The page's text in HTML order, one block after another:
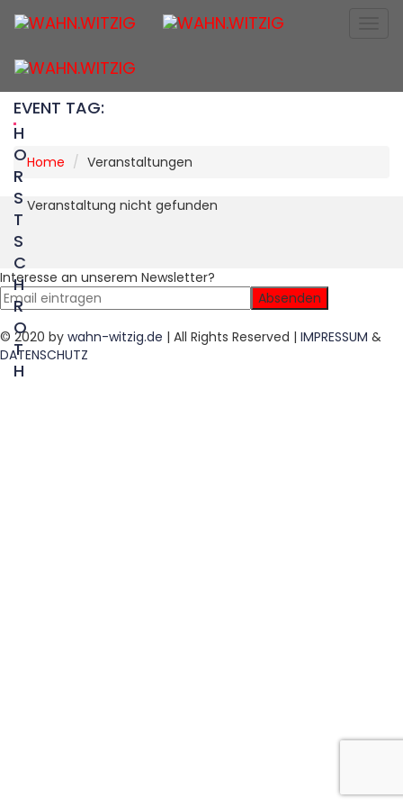
EVENT TAG:
H
O
R
S
T
S
C
H
R
O
T
H
Home Veranstaltungen
Veranstaltung nicht gefunden
Interesse an unserem Newsletter?
© 2020 by wahn-witzig.de | All Rights Reserved | IMPRESSUM &
DATENSCHUTZ